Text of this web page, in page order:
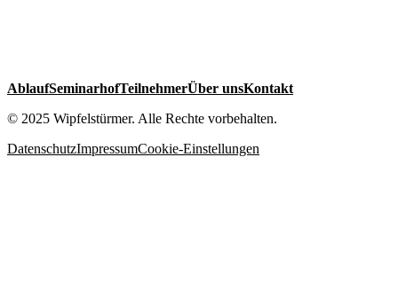
AblaufSeminarhofTeilnehmerÜber unsKontakt
© 2025 Wipfelstürmer. Alle Rechte vorbehalten.
DatenschutzImpressumCookie-Einstellungen